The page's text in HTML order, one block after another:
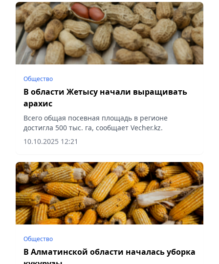
Общество
В области Жетысу начали выращивать
арахис
Всего общая посевная площадь в регионе
достигла 500 тыс. га, сообщает Vecher.kz.
10.10.2025 12:21
Общество
В Алматинской области началась уборка